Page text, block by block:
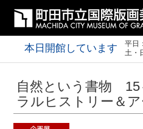
本日開館しています
平日
土・
自然という書物 15
ラルヒストリー＆ア